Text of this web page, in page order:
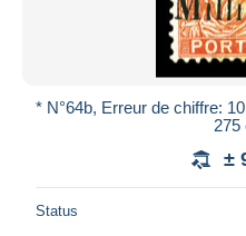
* N°64b, Erreur de chiffre:
275
±
Status